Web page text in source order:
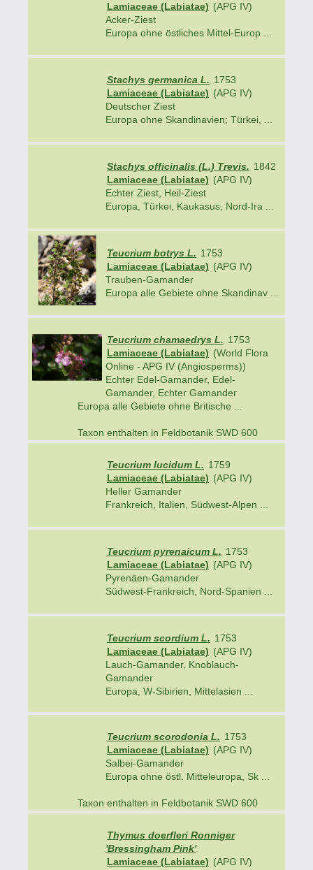
Lamiaceae (Labiatae) (APG IV)
Acker-Ziest
Europa ohne östliches Mittel-Europ ...
Stachys germanica L. 1753
Lamiaceae (Labiatae) (APG IV)
Deutscher Ziest
Europa ohne Skandinavien; Türkei, ...
Stachys officinalis (L.) Trevis. 1842
Lamiaceae (Labiatae) (APG IV)
Echter Ziest, Heil-Ziest
Europa, Türkei, Kaukasus, Nord-Ira ...
Teucrium botrys L. 1753
Lamiaceae (Labiatae) (APG IV)
Trauben-Gamander
Europa alle Gebiete ohne Skandinav ...
Teucrium chamaedrys L. 1753
Lamiaceae (Labiatae) (World Flora
Online - APG IV (Angiosperms))
Echter Edel-Gamander, Edel-
Gamander, Echter Gamander
Europa alle Gebiete ohne Britische ...
Taxon enthalten in Feldbotanik SWD 600
Teucrium lucidum L. 1759
Lamiaceae (Labiatae) (APG IV)
Heller Gamander
Frankreich, Italien, Südwest-Alpen ...
Teucrium pyrenaicum L. 1753
Lamiaceae (Labiatae) (APG IV)
Pyrenäen-Gamander
Südwest-Frankreich, Nord-Spanien ...
Teucrium scordium L. 1753
Lamiaceae (Labiatae) (APG IV)
Lauch-Gamander, Knoblauch-
Gamander
Europa, W-Sibirien, Mittelasien ...
Teucrium scorodonia L. 1753
Lamiaceae (Labiatae) (APG IV)
Salbei-Gamander
Europa ohne östl. Mitteleuropa, Sk ...
Taxon enthalten in Feldbotanik SWD 600
Thymus doerfleri Ronniger
'Bressingham Pink'
Lamiaceae (Labiatae) (APG IV)